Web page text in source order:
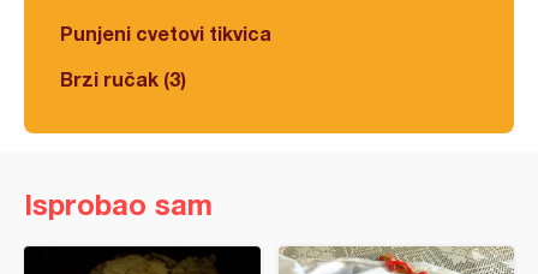
Punjeni cvetovi tikvica
Brzi ručak (3)
Isprobao sam